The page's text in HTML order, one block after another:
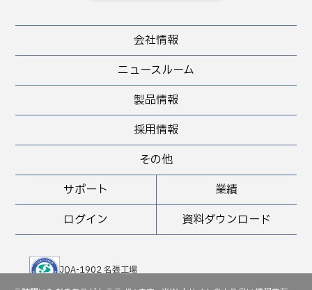
会社情報
ニュースルーム
製品情報
サポート 業績
採用情報
ログイン 資料ダウンロード
その他
JQA-1902 名張工場